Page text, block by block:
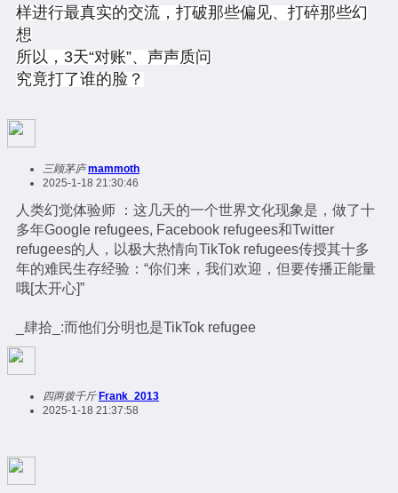
样进行最真实的交流，打破那些偏见、打碎那些幻
想
所以，3天“对账”、声声质问
究竟打了谁的脸？
三顾茅庐 mammoth
2025-1-18 21:30:46
人类幻觉体验师 ：这几天的一个世界文化现象是，做了十
多年Google refugees, Facebook refugees和Twitter
refugees的人，以极大热情向TikTok refugees传授其十多
年的难民生存经验：“你们来，我们欢迎，但要传播正能量
哦[太开心]”
_肆拾_:而他们分明也是TikTok refugee
四两拨千斤 Frank_2013
2025-1-18 21:37:58